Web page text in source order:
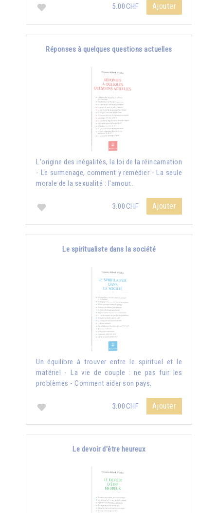
5.00CHF Ajouter
Réponses à quelques questions actuelles
L'origine des inégalités, la loi de la réincarnation
- Le surmenage, comment y remédier - La seule
morale de la sexualité : l'amour..
3.00CHF Ajouter
Le spiritualiste dans la société
Un équilibre à trouver entre le spirituel et le
matériel - La vie de couple : ne pas fuir les
problèmes - Comment aider son pays.
3.00CHF Ajouter
Le devoir d'être heureux